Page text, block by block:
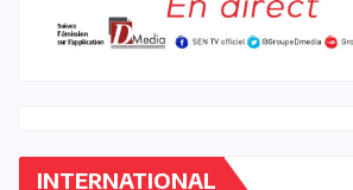
INTERNATIONAL